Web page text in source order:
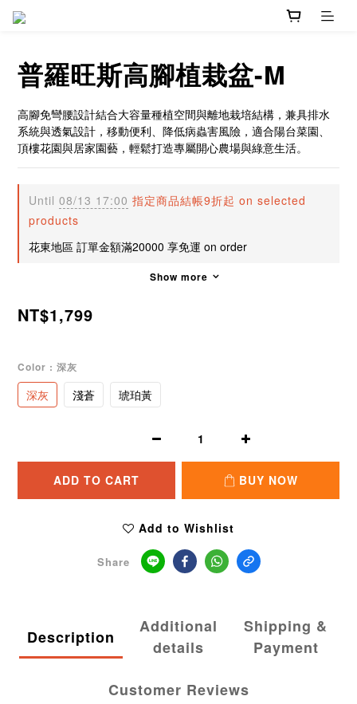
普羅旺斯高腳植栽盆-M
高腳免彎腰設計結合大容量種植空間與離地栽培結構，兼具排水
系統與透氣設計，移動便利、降低病蟲害風險，適合陽台菜園、
頂樓花園與居家園藝，輕鬆打造專屬開心農場與綠意生活。
Until 08/13 17:00 指定商品結帳9折起 on selected
products
花東地區 訂單金額滿20000 享免運 on order
Show more
NT$1,799
Color : 深灰
深灰 淺蒼 琥珀黃
ADD TO CART BUY NOW
Add to Wishlist
Share
Description
Additional
details
Shipping &
Payment
Customer Reviews